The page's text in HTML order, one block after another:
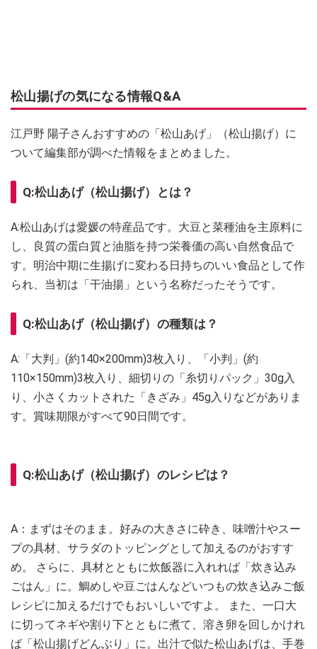
松山揚げの気になる情報Q&A
江戸野 陽子さんおすすめの「松山あげ」（松山揚げ）に
ついて編集部が調べた情報をまとめました。
Q:松山あげ（松山揚げ）とは？
A:松山あげは愛媛の特産品です。大豆と菜種油を主原料に
し、良質の蛋白質と油脂を持つ栄養価の高い自然食品で
す。明治中期に生揚げに変わる日持ちのいい食品として作
られ、当初は「干油揚」という名称だったそうです。
Q:松山あげ（松山揚げ）の種類は？
A:「大判」(約140×200mm)3枚入り、「小判」(約
110×150mm)3枚入り、細切りの「糸切りパック」30g入
り、小さくカットされた「きざみ」45g入りなどがありま
す。賞味期限がすべて90日間です。
Q:松山あげ（松山揚げ）のレシピは？
A：まずはそのまま。好みの大きさに砕き、味噌汁やスー
プの具材、サラダのトッピングとして加えるのがおすす
め。 さらに、具材とともに炊飯器に入れれば「炊き込み
ごはん」に。鯛めしや豆ごはんなどいつもの炊き込みご飯
レシピに加えるだけでもおいしいですよ。 また、一口大
に切ってネギや割り下とともに煮て、溶き卵を回しかけれ
ば「松山揚げどんぶり」に。出汁で似た松山あげは、手巻